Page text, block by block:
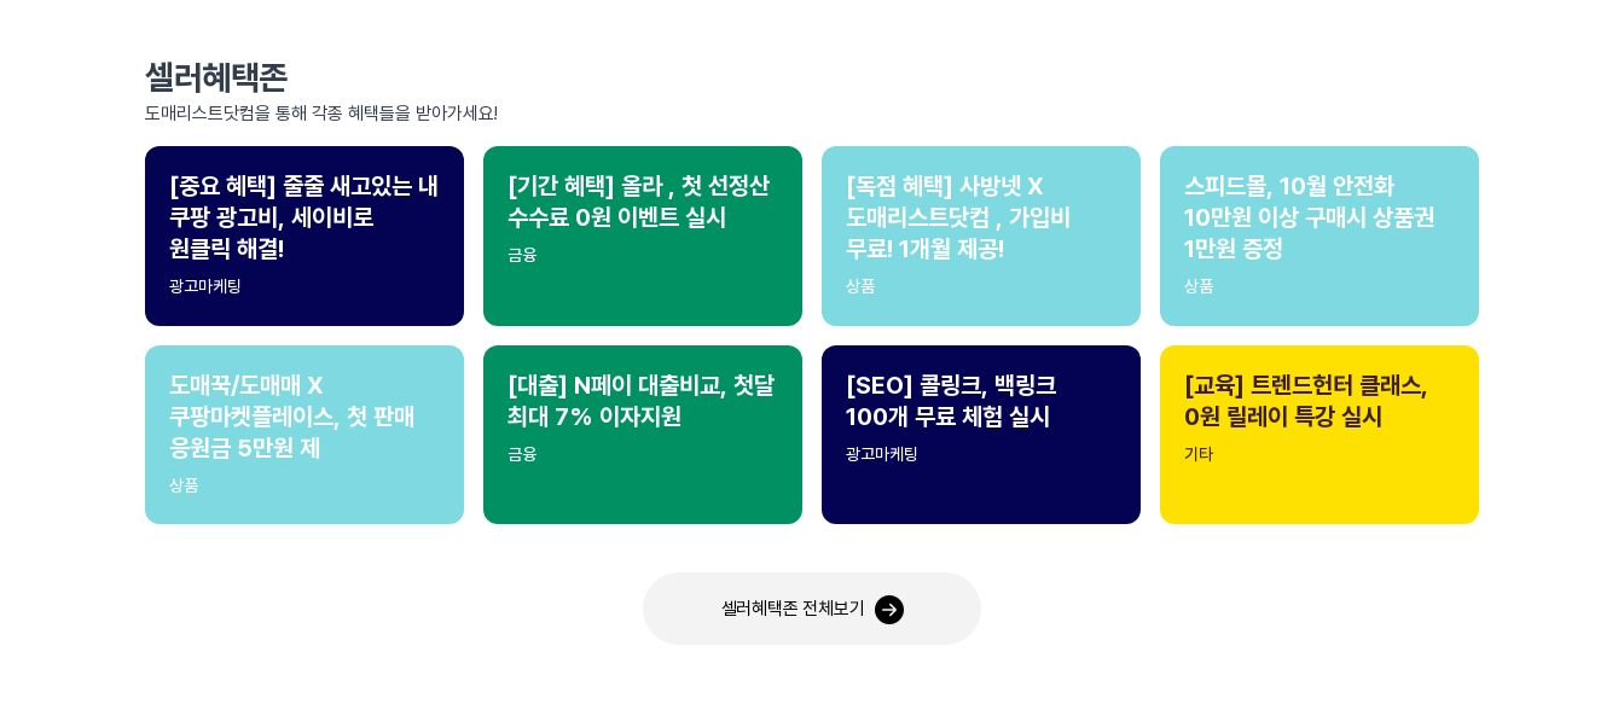
셀러혜택존
도매리스트닷컴을 통해 각종 혜택들을 받아가세요!
[중요 혜택] 줄줄 새고있는 내
쿠팡 광고비, 세이비로
원클릭 해결!
광고마케팅
[기간 혜택] 올라 , 첫 선정산
수수료 0원 이벤트 실시
금융
[독점 혜택] 사방넷 X
도매리스트닷컴 , 가입비
무료! 1개월 제공!
상품
스피드몰, 10월 안전화
10만원 이상 구매시 상품권
1만원 증정
상품
도매꾹/도매매 X
쿠팡마켓플레이스, 첫 판매
응원금 5만원 제
상품
[대출] N페이 대출비교, 첫달
최대 7% 이자지원
금융
[SEO] 콜링크, 백링크
100개 무료 체험 실시
광고마케팅
[교육] 트렌드헌터 클래스,
0원 릴레이 특강 실시
기타
셀러혜택존 전체보기